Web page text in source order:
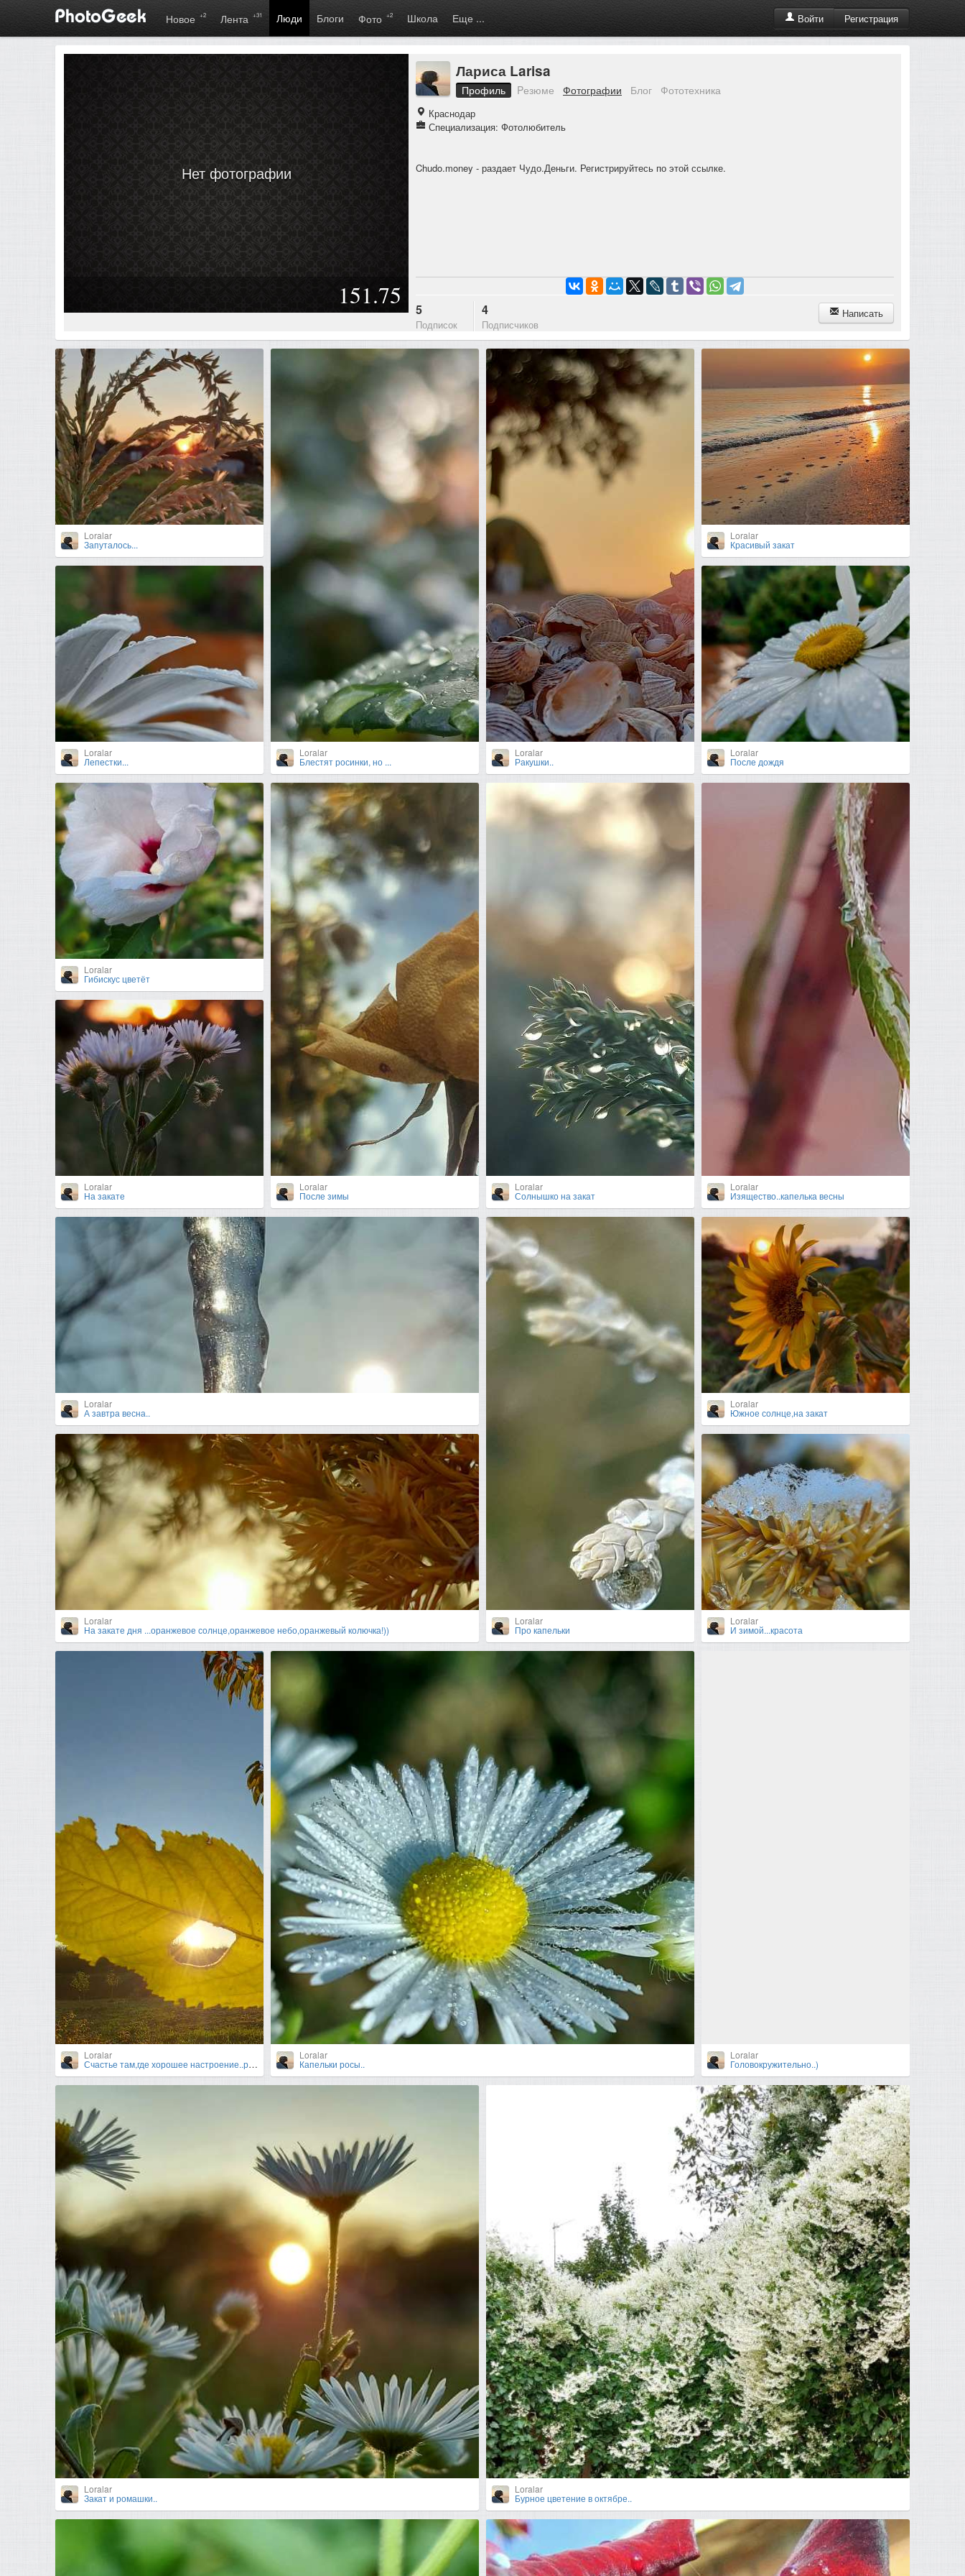
Войти Регистрация
Новое +2 Лента +31 Люди Блоги Фото +2 Школа Еще ...
Нет фотографии
151.75
Лариса Larisa
Профиль Pезюме Фотографии Блог Фототехника
Краснодар
Специализация: Фотолюбитель
Chudo.money - раздает Чудо.Деньги. Регистрируйтесь по этой ссылке.
5
Подписок
4
Подписчиков
Написать
Loralar
Запуталось...
Loralar
Лепестки...
Loralar
Блестят росинки, но ...
Loralar
Ракушки..
Loralar
Красивый закат
Loralar
После дождя
Loralar
Гибискус цветёт
Loralar
На закате
Loralar
После зимы
Loralar
Солнышко на закат
Loralar
Изящество..капелька весны
Loralar
А завтра весна..
Loralar
На закате дня ...оранжевое солнце,оранжевое небо,оранжевый колючка!))
Loralar
Про капельки
Loralar
Южное солнце,на закат
Loralar
И зимой...красота
Loralar
Счастье там,где хорошее настроение..радуйтесь каждому светлому моменту жизни..!!!))
Loralar
Капельки росы..
Loralar
Головокружительно..)
Loralar
Закат и ромашки..
Loralar
Бурное цветение в октябре..